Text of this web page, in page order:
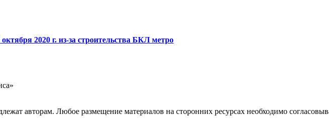
2020 г. из-за строительства БКЛ метро
авторам. Любое размещение материалов на сторонних ресурсах необходимо